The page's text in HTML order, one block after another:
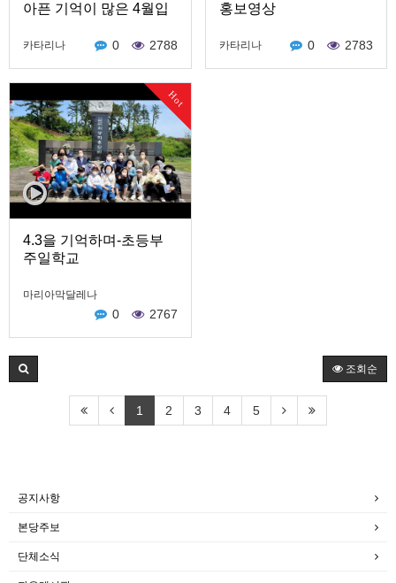
아픈 기억이 많은 4월입
카타리나 0 2788
홍보영상
카타리나 0 2783
Hot
4.3을 기억하며-초등부
주일학교
마리아막달레나
0 2767
조회순
1 2 3 4 5
공지사항
본당주보
단체소식